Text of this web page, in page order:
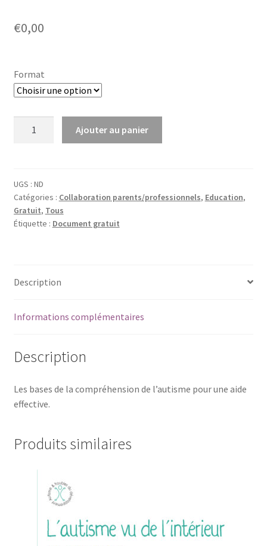
€0,00
Format
de
l’Autisme.
T.
Peeters
Ajouter au panier
UGS : ND
Catégories : Collaboration parents/professionnels, Education,
Gratuit, Tous
Étiquette : Document gratuit
Description
Informations complémentaires
Description
Les bases de la compréhension de l’autisme pour une aide
effective.
Produits similaires